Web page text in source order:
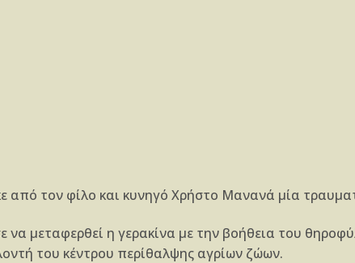
από τον φίλο και κυνηγό Χρήστο Μανανά μία
μεταφερθεί η γερακίνα με την βοήθεια του
του κέντρου περίθαλψης αγρίων ζώων.